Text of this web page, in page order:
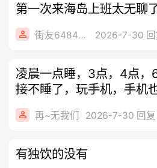
第一次来海岛上班太无聊
街友64848645 2026-7-30 回
凌晨一点睡，3点，4点，
接不睡了，玩手机，手机
再~无我们 2026-7-30 回复
有独饮的没有